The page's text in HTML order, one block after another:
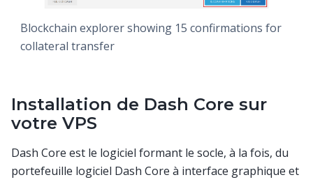
Blockchain explorer showing 15 confirmations for
collateral transfer
Installation de Dash Core sur
votre VPS
Dash Core est le logiciel formant le socle, à la fois, du
portefeuille logiciel Dash Core à interface graphique et